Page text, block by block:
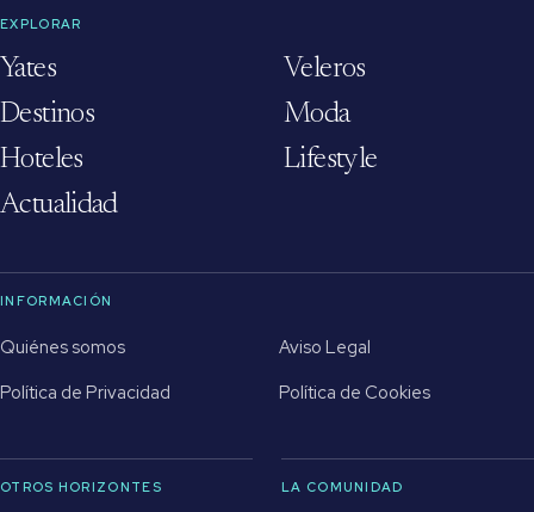
EXPLORAR
Yates
Veleros
Destinos
Moda
Hoteles
Lifestyle
Actualidad
INFORMACIÓN
Quiénes somos
Aviso Legal
Política de Privacidad
Política de Cookies
OTROS HORIZONTES LA COMUNIDAD